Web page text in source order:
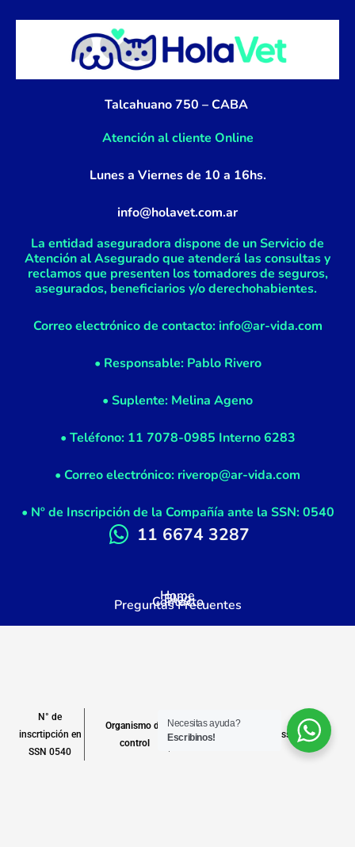
e
b
o
o
k
-
f
t
g
r
a
m
Talcahuano 750 – CABA
Atención al cliente Online
Lunes a Viernes de 10 a 16hs.
info@holavet.com.ar
La entidad aseguradora dispone de un Servicio de
Atención al Asegurado que atenderá las consultas y
reclamos que presenten los tomadores de seguros,
asegurados, beneficiarios y/o derechohabientes.
Correo electrónico de contacto: info@ar-vida.com
• Responsable: Pablo Rivero
• Suplente: Melina Ageno
• Teléfono: 11 7078-0985 Interno 6283
• Correo electrónico: riverop@ar-vida.com
• Nº de Inscripción de la Compañía ante la SSN: 0540
11 6674 3287
Home
Blog
Contacto
Preguntas Frecuentes
N° de
inscrtipción en
SSN 0540
Organismo de
control
www.argentina.gob.ar/ssn
Necesitas ayuda?
Escribinos!